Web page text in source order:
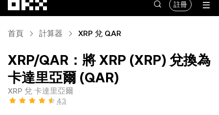
註冊
首頁 計算器 XRP 兌 QAR
XRP/QAR：將 XRP (XRP) 兌換為
卡達里亞爾 (QAR)
XRP 兌 卡達里亞爾
4.3